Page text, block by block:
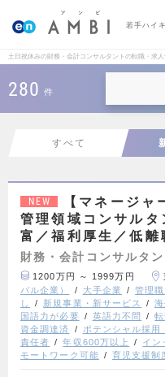
若手ハイ
土日祝休みの財務・会計コンサルタントの転職・求人
280 件
すべて
NEW
【マネージャ
管理領域コンサルタ
富／福利厚生／低離
財務・会計コンサルタン
1200万円 ～ 1999万円
バル企業）
大手企業 管理
し
新規事業・新サービス
国語力が必要
英語力不問
資金調達済
ポテンシャル採用
責任者
年収600万以上 イン
モートワーク可能
育児支援制